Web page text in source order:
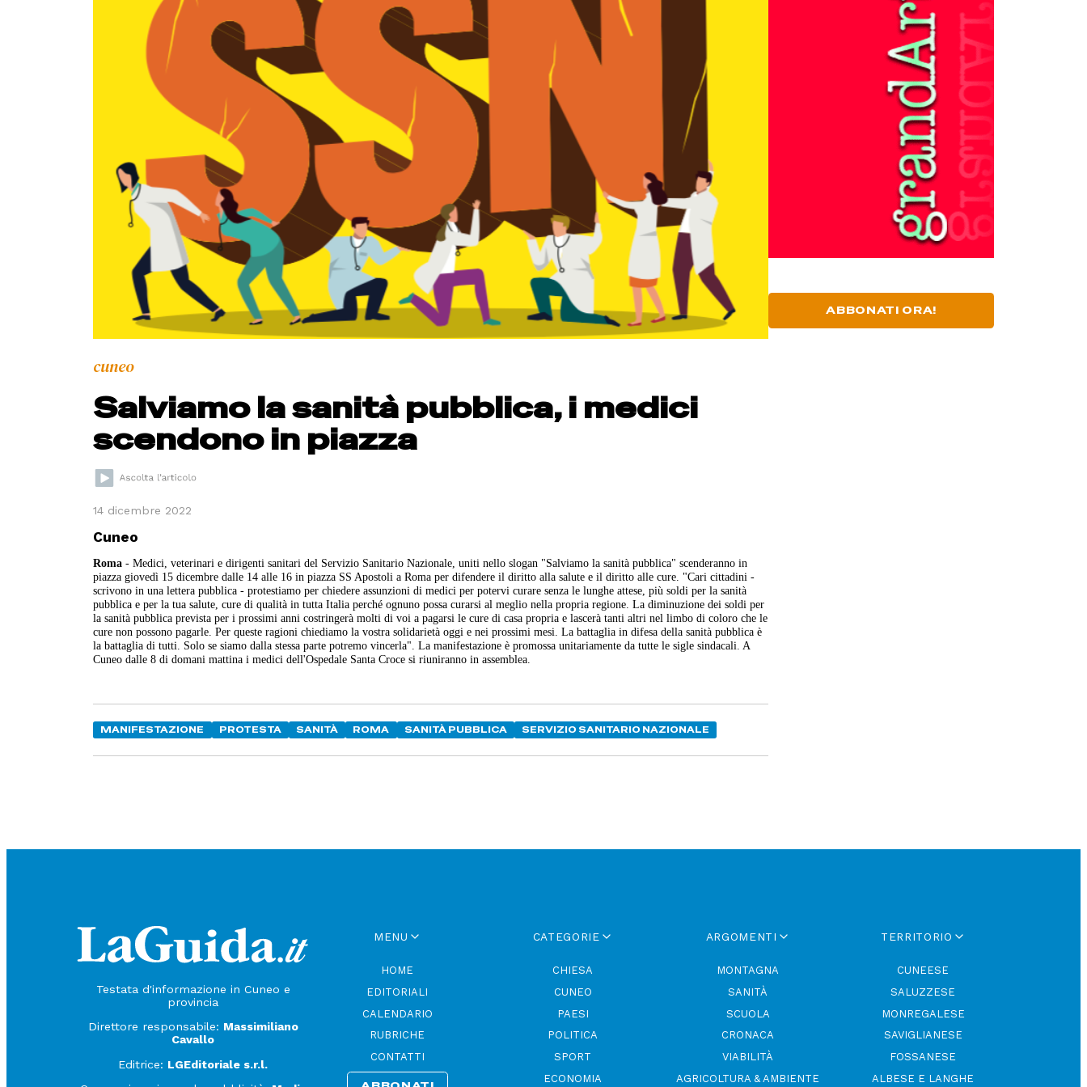
cuneo
Salviamo la sanità pubblica, i medici
scendono in piazza
14 dicembre 2022
Cuneo
Roma - Medici, veterinari e dirigenti sanitari del Servizio Sanitario Nazionale, uniti nello slogan "Salviamo la sanità pubblica" scenderanno in
piazza giovedì 15 dicembre dalle 14 alle 16 in piazza SS Apostoli a Roma per difendere il diritto alla salute e il diritto alle cure. "Cari cittadini -
scrivono in una lettera pubblica - protestiamo per chiedere assunzioni di medici per potervi curare senza le lunghe attese, più soldi per la sanità
pubblica e per la tua salute, cure di qualità in tutta Italia perché ognuno possa curarsi al meglio nella propria regione. La diminuzione dei soldi per
la sanità pubblica prevista per i prossimi anni costringerà molti di voi a pagarsi le cure di casa propria e lascerà tanti altri nel limbo di coloro che le
cure non possono pagarle. Per queste ragioni chiediamo la vostra solidarietà oggi e nei prossimi mesi. La battaglia in difesa della sanità pubblica è
la battaglia di tutti. Solo se siamo dalla stessa parte potremo vincerla". La manifestazione è promossa unitariamente da tutte le sigle sindacali. A
Cuneo dalle 8 di domani mattina i medici dell'Ospedale Santa Croce si riuniranno in assemblea.
MANIFESTAZIONE PROTESTA SANITÀ ROMA SANITÀ PUBBLICA SERVIZIO SANITARIO NAZIONALE
ABBONATI ORA!
Testata d'informazione in Cuneo e
provincia
Direttore responsabile: Massimiliano
Cavallo
Editrice: LGEditoriale s.r.l.
MENU
HOME
EDITORIALI
CALENDARIO
RUBRICHE
CONTATTI
CATEGORIE
CHIESA
CUNEO
PAESI
POLITICA
SPORT
ECONOMIA
ARGOMENTI
MONTAGNA
SANITÀ
SCUOLA
CRONACA
VIABILITÀ
AGRICOLTURA & AMBIENTE
TERRITORIO
CUNEESE
SALUZZESE
MONREGALESE
SAVIGLIANESE
FOSSANESE
ALBESE E LANGHE